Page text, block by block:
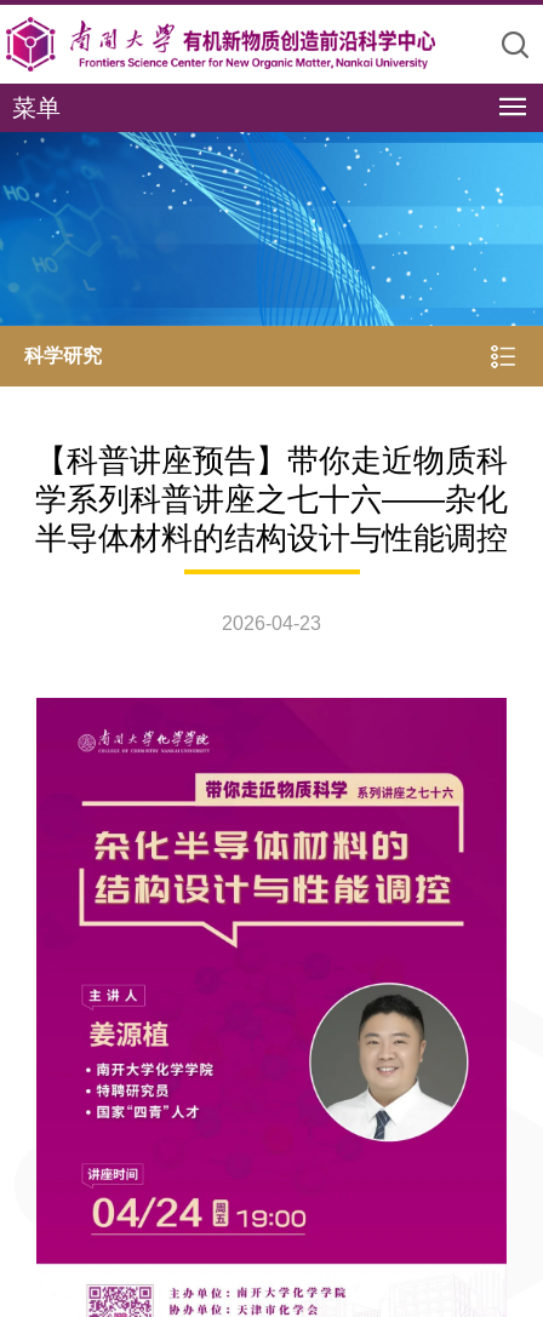
菜单
科学研究
【科普讲座预告】带你走近物质科
学系列科普讲座之七十六——杂化
半导体材料的结构设计与性能调控
2026-04-23